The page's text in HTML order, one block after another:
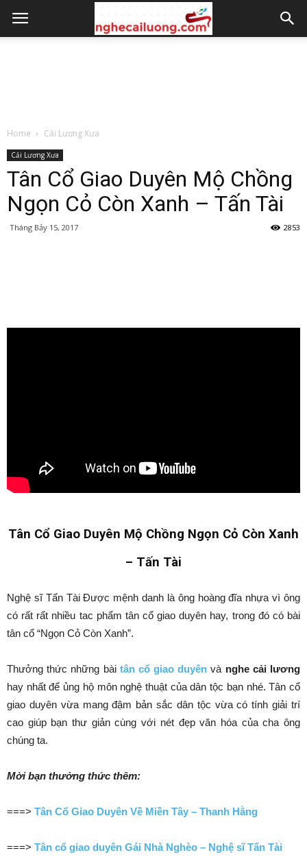
Home Cải Lương Xưa
Cải Lương Xưa
Tân Cổ Giao Duyên Mộ Chồng
Ngọn Cỏ Còn Xanh – Tấn Tài
Tháng Bảy 15, 2017 2853
Tân Cổ Giao Duyên Mộ Chồng Ngọn Cỏ Còn Xanh
– Tấn Tài
Nghệ sĩ Tấn Tài Được mệnh danh là ông hoàng đĩa nhựa vì ông
có rất rất nhiều tac phẩm tân cổ giao duyên hay, trong đó có bài
tân cổ “Ngọn Cỏ Còn Xanh”.
Thưởng thức những bài tân cổ giao duyên và nghe cải lương
hay nhất để ủng hộ môn nghệ thuật của dân tộc bạn nhé. Tân cổ
giao duyên vừa mang đậm bản sắc dân tộc vừa có tính giải trí
cao giúp bạn thư giản cùng với nét đẹp văn hóa của cha ông
chúng ta.
Mời bạn thưởng thức thêm:
===> Tân Cổ Giao Duyên Về Miền Tây – Thanh Hằng
===> Tân cổ giao duyên Gái Nhà Nghèo – Nghệ sĩ Tấn Tài